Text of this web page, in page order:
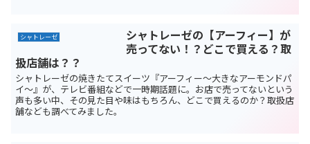
シャトレーゼ
シャトレーゼの【アーフィー】が
売ってない！？どこで買える？取
扱店舗は？？
シャトレーゼの焼きたてスイーツ『アーフィー～大きなアーモンドパ
イ～』が、テレビ番組などで一時期話題に。お店で売ってないという
声も多い中、その見た目や味はもちろん、どこで買えるのか？取扱店
舗なども調べてみました。